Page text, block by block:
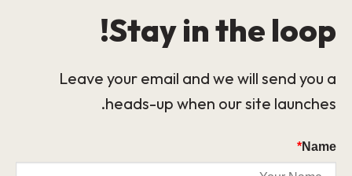
Stay in the loop!
Leave your email and we will send you a
heads-up when our site launches.
Name
*